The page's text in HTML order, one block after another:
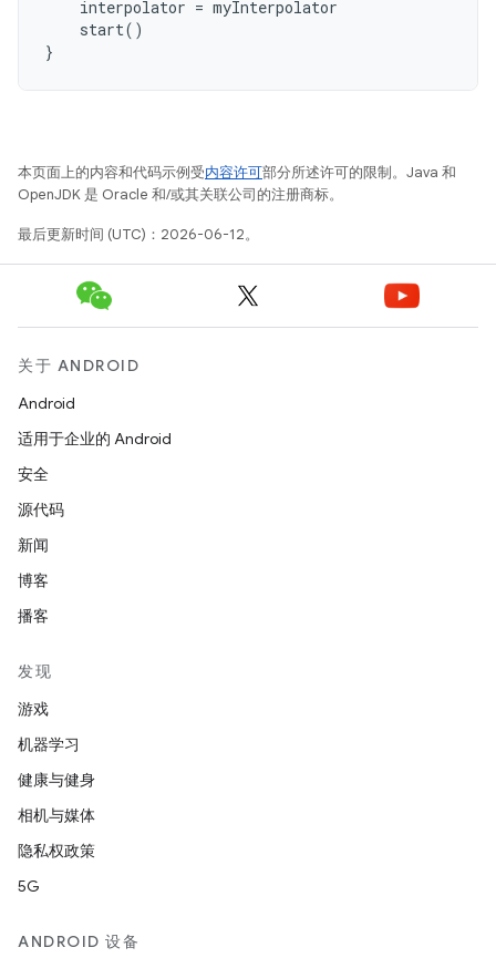
interpolator = myInterpolator
start()
}
本页面上的内容和代码示例受内容许可部分所述许可的限制。Java 和
OpenJDK 是 Oracle 和/或其关联公司的注册商标。
最后更新时间 (UTC)：2026-06-12。
关于 ANDROID
Android
适用于企业的 Android
安全
源代码
新闻
博客
播客
发现
游戏
机器学习
健康与健身
相机与媒体
隐私权政策
5G
ANDROID 设备